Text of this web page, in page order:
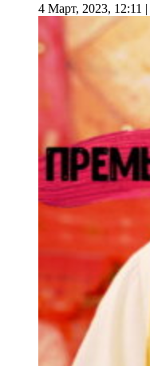
4 Март, 2023, 12:11 |